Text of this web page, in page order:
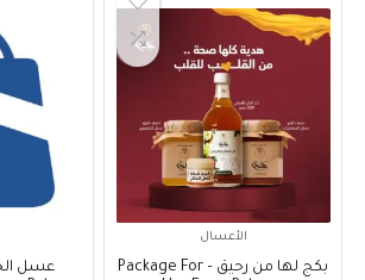
الأعسال
بكج لها من رحيق – Package For
عسل